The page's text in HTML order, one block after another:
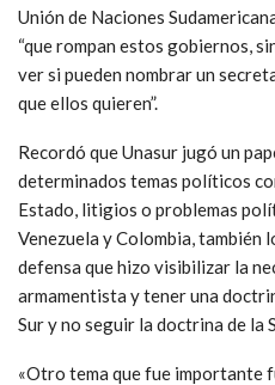
Unión de Naciones
“que rompan estos gobiernos,
ver si pueden nombrar un
que ellos quieren”.
Recordó que Unasur jugó un
determinados temas políticos
Estado, litigios o problemas
Venezuela y Colombia, también
defensa que hizo visibilizar la
armamentista y tener una
Sur y no seguir la doctrina de la
«Otro tema que fue importante